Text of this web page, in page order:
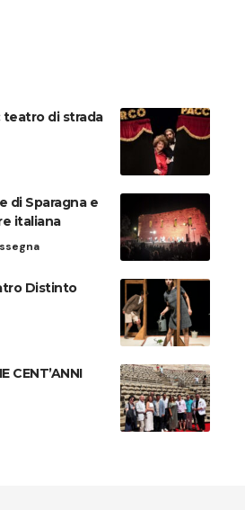
teatro di strada
di Sparagna e
italiana
Distinto
CENT’ANNI